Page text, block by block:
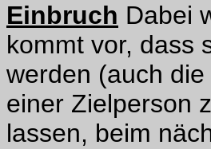
Einbruch Dabei
kommt vor, dass
werden (auch
einer Zielperson
lassen, beim